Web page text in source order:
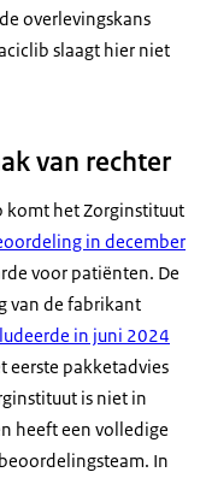
overlevingskans
slaagt hier niet
van rechter
komt het Zorginstituut
in december
voor patiënten. De
van de fabrikant
in juni 2024
eerste pakketadvies
is niet in
heeft een volledige
In